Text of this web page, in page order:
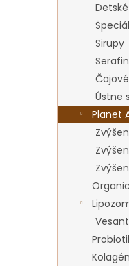
Sirupy
Ústne
Planet